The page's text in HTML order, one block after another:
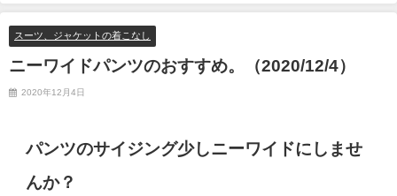
（2020/12/4）
スーツ、ジャケットの着こなし
ニーワイドパンツのおすすめ。（2020/12/4）
2020年12月4日
パンツのサイジング少しニーワイドにしませ
んか？